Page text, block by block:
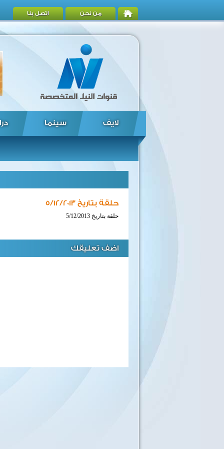
من نحن اتصل بنا
لايف سينما
حلقة بتاريخ 5/12/2013
حلقة بتاريخ 5/12/2013
اضف تعليقك